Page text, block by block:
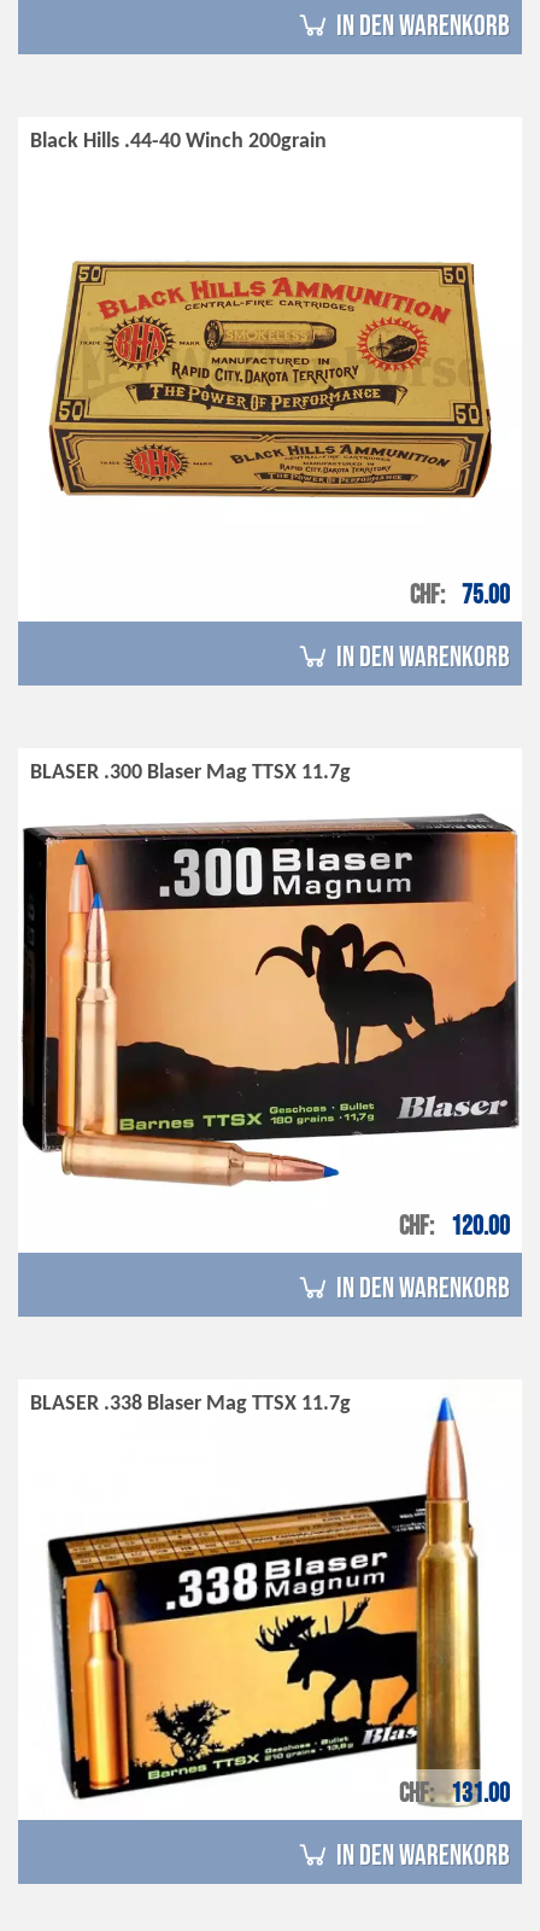
in den Warenkorb
Black Hills .44-40 Winch 200grain
CHF 75.00
in den Warenkorb
BLASER .300 Blaser Mag TTSX 11.7g
CHF 120.00
in den Warenkorb
BLASER .338 Blaser Mag TTSX 11.7g
CHF 131.00
in den Warenkorb